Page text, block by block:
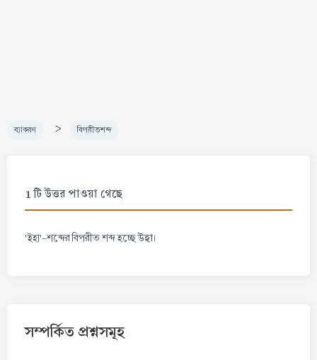
ব্যাকরণ > বিপরীতশব্দ
1 টি উত্তর পাওয়া গেছে
'ইহা'-শব্দের বিপরীত শব্দ হচ্ছেউহা।
সম্পর্কিত প্রশ্নসমূহ